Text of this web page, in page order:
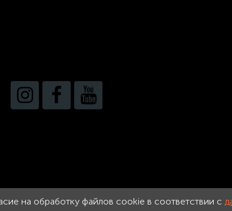
на обработку файлов cookie в соответствии с